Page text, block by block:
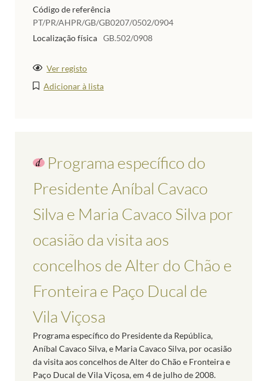
Código de referência
PT/PR/AHPR/GB/GB0207/0502/0904
Localização física GB.502/0908
Ver registo
Adicionar à lista
Programa específico do
Presidente Aníbal Cavaco
Silva e Maria Cavaco Silva por
ocasião da visita aos
concelhos de Alter do Chão e
Fronteira e Paço Ducal de
Vila Viçosa
Programa específico do Presidente da República,
Aníbal Cavaco Silva, e Maria Cavaco Silva, por ocasião
da visita aos concelhos de Alter do Chão e Fronteira e
Paço Ducal de Vila Viçosa, em 4 de julho de 2008.